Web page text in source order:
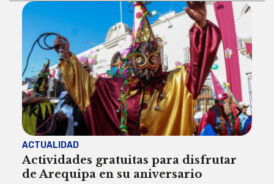
ACTUALIDAD
Actividades gratuitas para disfrutar
de Arequipa en su aniversario